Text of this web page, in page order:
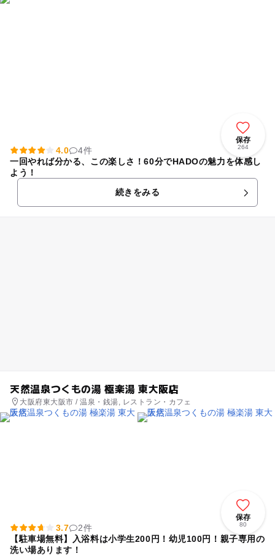
保存
264
4.0
4件
一回やれば分かる、この楽しさ！60分でHADOの魅力を体感し
よう！
続きをみる
天然温泉つくもの湯 極楽湯 東大阪店
大阪府東大阪市 / 温泉・銭湯, レストラン・カフェ
保存
80
3.7
2件
【駐車場無料】入浴料は小学生200円！幼児100円！親子専用の
洗い場あります！